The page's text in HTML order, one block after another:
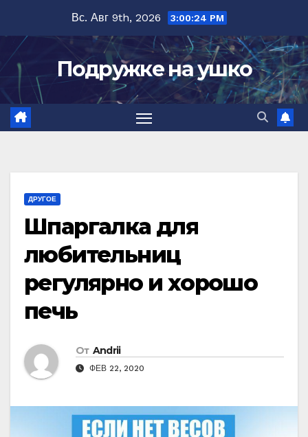
содержимому
Вс. Авг 9th, 2026 3:00:25 PM
Подружке на ушко
ДРУГОЕ
Шпаргалка для
любительниц
регулярно и хорошо
печь
От Andrii
ФЕВ 22, 2020